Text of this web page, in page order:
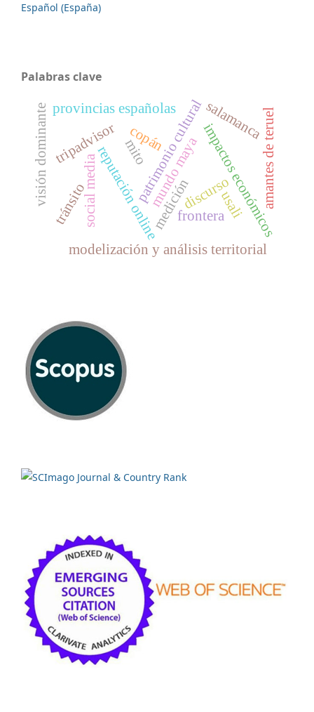
Español (España)
Palabras clave
patrimonio cultural
reputación online
modelización y análisis territorial
impactos económicos
medición
provincias españolas
tripadvisor
social media frontera
copánmundo maya amantes de teruel
mito
visión dominante discurso
salamanca
tránsito usali